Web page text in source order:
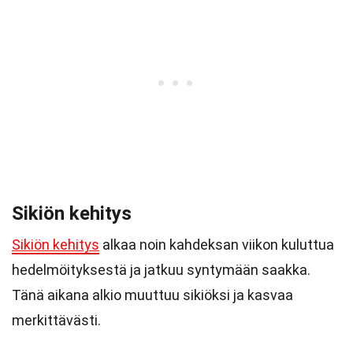
Sikiön kehitys
Sikiön kehitys alkaa noin kahdeksan viikon kuluttua
hedelmöityksestä ja jatkuu syntymään saakka.
Tänä aikana alkio muuttuu sikiöksi ja kasvaa
merkittävästi.